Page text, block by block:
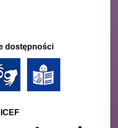
dostępności